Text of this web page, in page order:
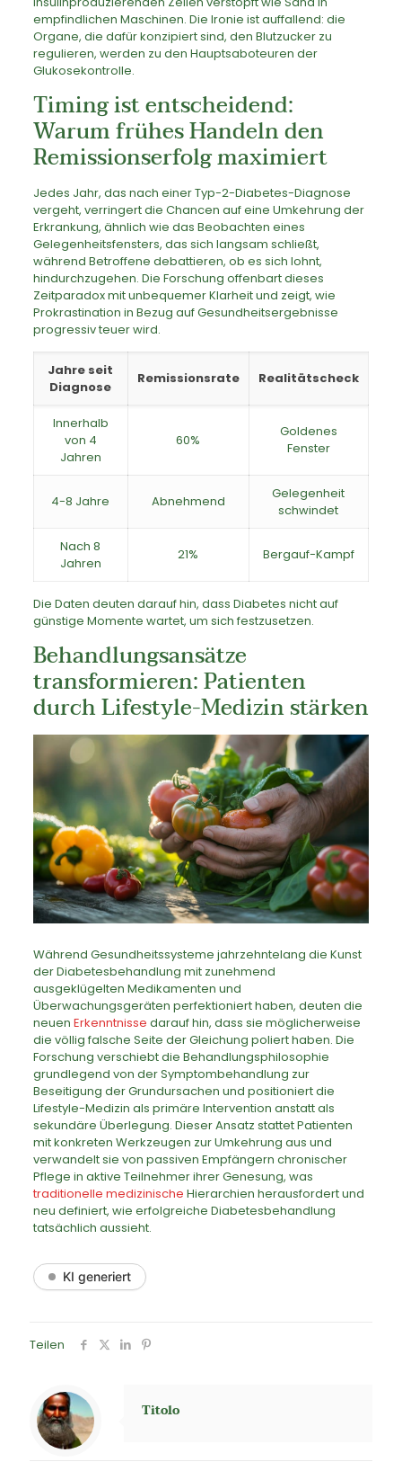
empfindlichen Maschinen. Die Ironie ist auffallend: die
Organe, die dafür konzipiert sind, den Blutzucker zu
regulieren, werden zu den Hauptsaboteuren der
Glukosekontrolle.
Timing ist entscheidend:
Warum frühes Handeln den
Remissionserfolg maximiert
Jedes Jahr, das nach einer Typ-2-Diabetes-Diagnose
vergeht, verringert die Chancen auf eine Umkehrung der
Erkrankung, ähnlich wie das Beobachten eines
Gelegenheitsfensters, das sich langsam schließt,
während Betroffene debattieren, ob es sich lohnt,
hindurchzugehen. Die Forschung offenbart dieses
Zeitparadox mit unbequemer Klarheit und zeigt, wie
Prokrastination in Bezug auf Gesundheitsergebnisse
progressiv teuer wird.
Jahre seit
Diagnose
Remissionsrate Realitätscheck
Innerhalb
von 4
Jahren
60%
Goldenes
Fenster
4-8 Jahre Abnehmend
Gelegenheit
schwindet
Nach 8
Jahren
21% Bergauf-Kampf
Die Daten deuten darauf hin, dass Diabetes nicht auf
günstige Momente wartet, um sich festzusetzen.
Behandlungsansätze
transformieren: Patienten
durch Lifestyle-Medizin stärken
Während Gesundheitssysteme jahrzehntelang die Kunst
der Diabetesbehandlung mit zunehmend
ausgeklügelten Medikamenten und
Überwachungsgeräten perfektioniert haben, deuten die
neuen Erkenntnisse darauf hin, dass sie möglicherweise
die völlig falsche Seite der Gleichung poliert haben. Die
Forschung verschiebt die Behandlungsphilosophie
grundlegend von der Symptombehandlung zur
Beseitigung der Grundursachen und positioniert die
Lifestyle-Medizin als primäre Intervention anstatt als
sekundäre Überlegung. Dieser Ansatz stattet Patienten
mit konkreten Werkzeugen zur Umkehrung aus und
verwandelt sie von passiven Empfängern chronischer
Pflege in aktive Teilnehmer ihrer Genesung, was
traditionelle medizinische Hierarchien herausfordert und
neu definiert, wie erfolgreiche Diabetesbehandlung
tatsächlich aussieht.
KI generiert
Teilen
Titolo